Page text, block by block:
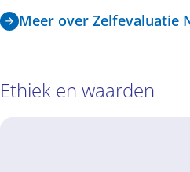
Meer over Zelfevaluatie
Ethiek en waarden